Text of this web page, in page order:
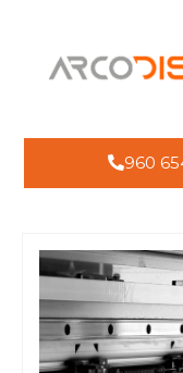
960